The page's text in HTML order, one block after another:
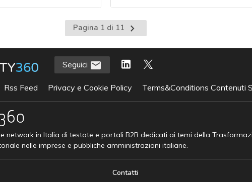
Pagina 1 di 11
Pagina
successiva
Seguici
Rss Feed Privacy e Cookie Policy Terms&Conditions Contenuti
network in Italia di testate e portali B2B dedicati ai temi della
nelle imprese e pubbliche amministrazioni italiane.
Contatti